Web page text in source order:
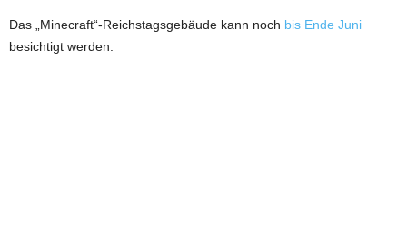
Das „Minecraft“-Reichstagsgebäude kann noch bis Ende Juni
besichtigt werden.